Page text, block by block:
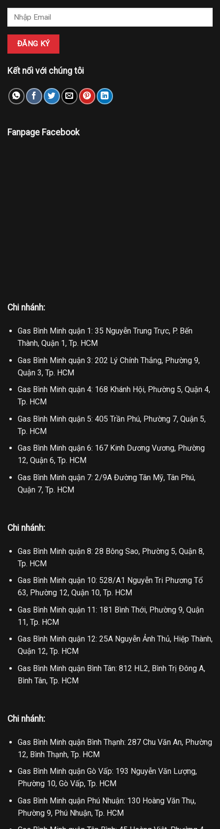
Kết nối với chúng tôi
Fanpage Facebook
Chi nhánh:
Gas Bình Minh quận 1: 35 Nguyễn Trung Trực, P. Bến
Thành, Quận 1, Tp. HCM
Gas Bình Minh quận 3: 202 Lý Chính Thắng, Phường 9,
Quận 3, Tp. HCM
Gas Bình Minh quận 4: 168 Khánh Hội, Phường 5, Quận 4,
Tp. HCM
Gas Bình Minh quận 5: 405 Trần Phú, Phường 7, Quận 5,
Tp. HCM
Gas Bình Minh quận 6: 167 Kinh Dương Vương, Phường
12, Quận 6, Tp. HCM
Gas Bình Minh quận 7: 2/9A Đường Tân Mỹ, Tân Phú,
Quận 7, Tp. HCM
Chi nhánh:
Gas Bình Minh quận 8: 28 Bông Sao, Phường 5, Quận 8,
Tp. HCM
Gas Bình Minh quận 10: 528/A1 Nguyễn Tri Phương Tổ
63, Phường 12, Quận 10, Tp. HCM
Gas Bình Minh quận 11: 181 Bình Thới, Phường 9, Quận
11, Tp. HCM
Gas Bình Minh quận 12: 25A Nguyễn Ảnh Thủ, Hiệp Thành,
Quận 12, Tp. HCM
Gas Bình Minh quận Bình Tân: 812 HL2, Bình Trị Đông A,
Bình Tân, Tp. HCM
Chi nhánh:
Gas Bình Minh quận Bình Thạnh: 287 Chu Văn An, Phường
12, Bình Thạnh, Tp. HCM
Gas Bình Minh quận Gò Vấp: 193 Nguyễn Văn Lượng,
Phường 10, Gò Vấp, Tp. HCM
Gas Bình Minh quận Phú Nhuận: 130 Hoàng Văn Thụ,
Phường 9, Phú Nhuận, Tp. HCM